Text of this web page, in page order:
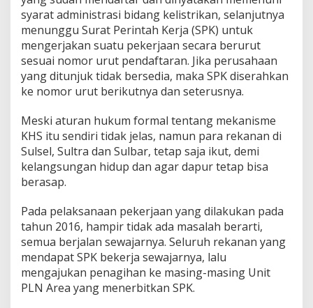
syarat administrasi bidang kelistrikan, selanjutnya
menunggu Surat Perintah Kerja (SPK) untuk
mengerjakan suatu pekerjaan secara berurut
sesuai nomor urut pendaftaran. Jika perusahaan
yang ditunjuk tidak bersedia, maka SPK diserahkan
ke nomor urut berikutnya dan seterusnya.
Meski aturan hukum formal tentang mekanisme
KHS itu sendiri tidak jelas, namun para rekanan di
Sulsel, Sultra dan Sulbar, tetap saja ikut, demi
kelangsungan hidup dan agar dapur tetap bisa
berasap.
Pada pelaksanaan pekerjaan yang dilakukan pada
tahun 2016, hampir tidak ada masalah berarti,
semua berjalan sewajarnya. Seluruh rekanan yang
mendapat SPK bekerja sewajarnya, lalu
mengajukan penagihan ke masing-masing Unit
PLN Area yang menerbitkan SPK.